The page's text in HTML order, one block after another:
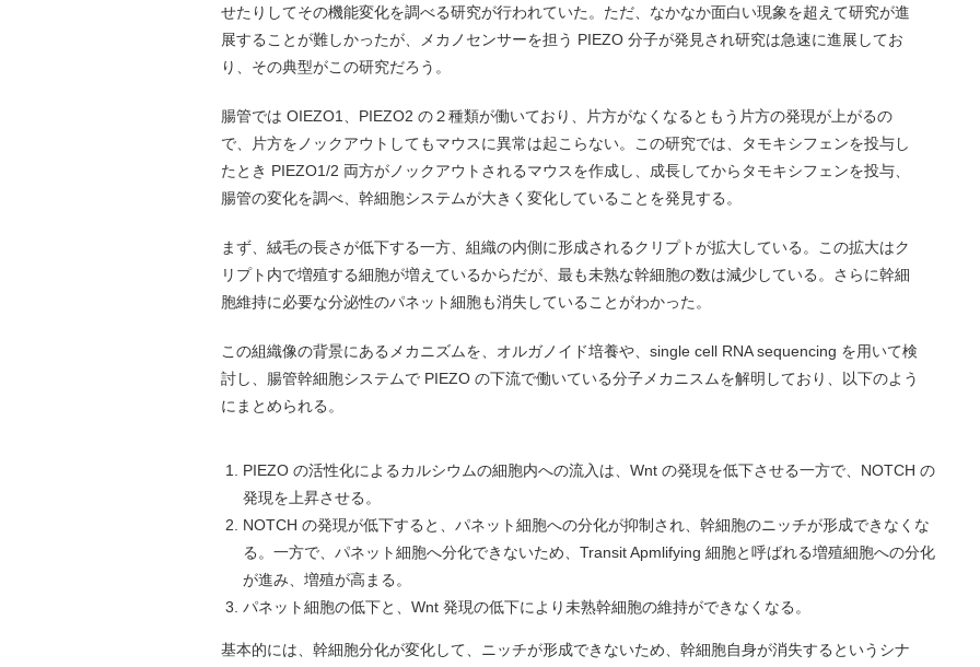
せたりしてその機能変化を調べる研究が行われていた。ただ、なかなか面白い現象を超えて研究が進
展することが難しかったが、メカノセンサーを担う PIEZO 分子が発見され研究は急速に進展してお
り、その典型がこの研究だろう。
腸管では OIEZO1、PIEZO2 の２種類が働いており、片方がなくなるともう片方の発現が上がるの
で、片方をノックアウトしてもマウスに異常は起こらない。この研究では、タモキシフェンを投与し
たとき PIEZO1/2 両方がノックアウトされるマウスを作成し、成長してからタモキシフェンを投与、
腸管の変化を調べ、幹細胞システムが大きく変化していることを発見する。
まず、絨毛の長さが低下する一方、組織の内側に形成されるクリプトが拡大している。この拡大はク
リプト内で増殖する細胞が増えているからだが、最も未熟な幹細胞の数は減少している。さらに幹細
胞維持に必要な分泌性のパネット細胞も消失していることがわかった。
この組織像の背景にあるメカニズムを、オルガノイド培養や、single cell RNA sequencing を用いて検
討し、腸管幹細胞システムで PIEZO の下流で働いている分子メカニスムを解明しており、以下のよう
にまとめられる。
PIEZO の活性化によるカルシウムの細胞内への流入は、Wnt の発現を低下させる一方で、NOTCH の
発現を上昇させる。
NOTCH の発現が低下すると、パネット細胞への分化が抑制され、幹細胞のニッチが形成できなくな
る。一方で、パネット細胞へ分化できないため、Transit Apmlifying 細胞と呼ばれる増殖細胞への分化
が進み、増殖が高まる。
パネット細胞の低下と、Wnt 発現の低下により未熟幹細胞の維持ができなくなる。
基本的には、幹細胞分化が変化して、ニッチが形成できないため、幹細胞自身が消失するというシナ